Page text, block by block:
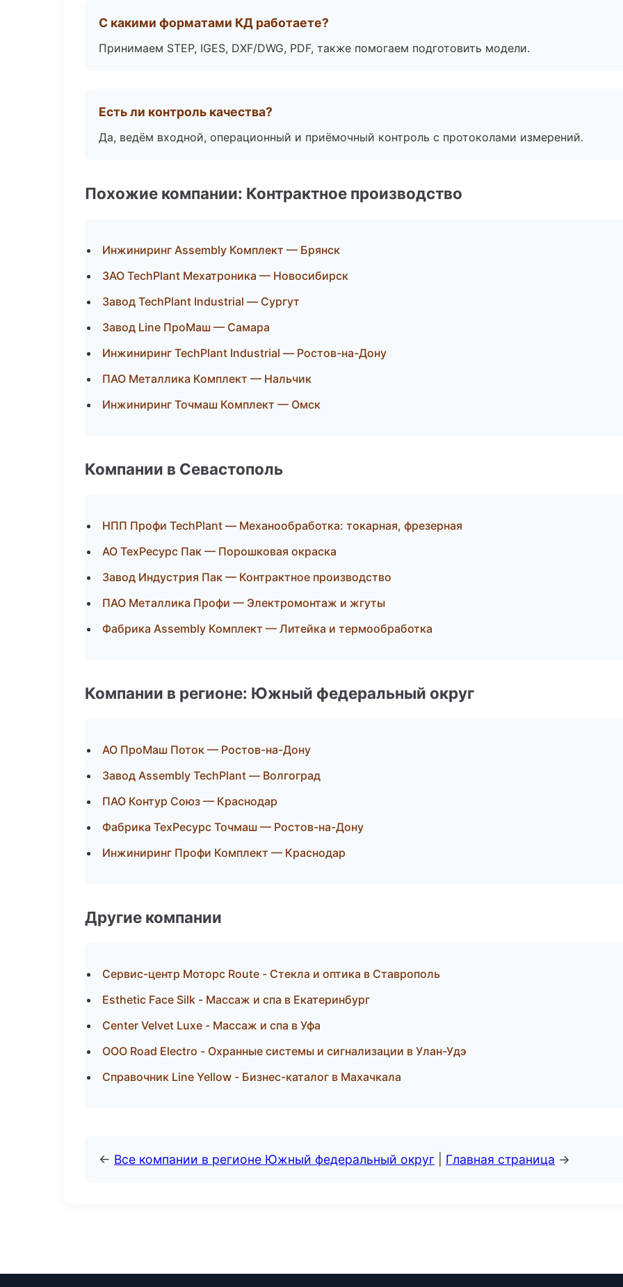
С какими форматами КД работаете?
Принимаем STEP, IGES, DXF/DWG, PDF, также помогаем подготовить модели.
Есть ли контроль качества?
Да, ведём входной, операционный и приёмочный контроль с протоколами измерений.
Похожие компании: Контрактное производство
Инжиниринг Assembly Комплект — Брянск
ЗАО TechPlant Мехатроника — Новосибирск
Завод TechPlant Industrial — Сургут
Завод Line ПроМаш — Самара
Инжиниринг TechPlant Industrial — Ростов-на-Дону
ПАО Металлика Комплект — Нальчик
Инжиниринг Точмаш Комплект — Омск
Компании в Севастополь
НПП Профи TechPlant — Механообработка: токарная, фрезерная
АО ТехРесурс Пак — Порошковая окраска
Завод Индустрия Пак — Контрактное производство
ПАО Металлика Профи — Электромонтаж и жгуты
Фабрика Assembly Комплект — Литейка и термообработка
Компании в регионе: Южный федеральный округ
АО ПроМаш Поток — Ростов-на-Дону
Завод Assembly TechPlant — Волгоград
ПАО Контур Союз — Краснодар
Фабрика ТехРесурс Точмаш — Ростов-на-Дону
Инжиниринг Профи Комплект — Краснодар
Другие компании
Сервис-центр Моторс Route - Стекла и оптика в Ставрополь
Esthetic Face Silk - Массаж и спа в Екатеринбург
Center Velvet Luxe - Массаж и спа в Уфа
ООО Road Electro - Охранные системы и сигнализации в Улан-Удэ
Справочник Line Yellow - Бизнес-каталог в Махачкала
← Все компании в регионе Южный федеральный округ Главная страница →